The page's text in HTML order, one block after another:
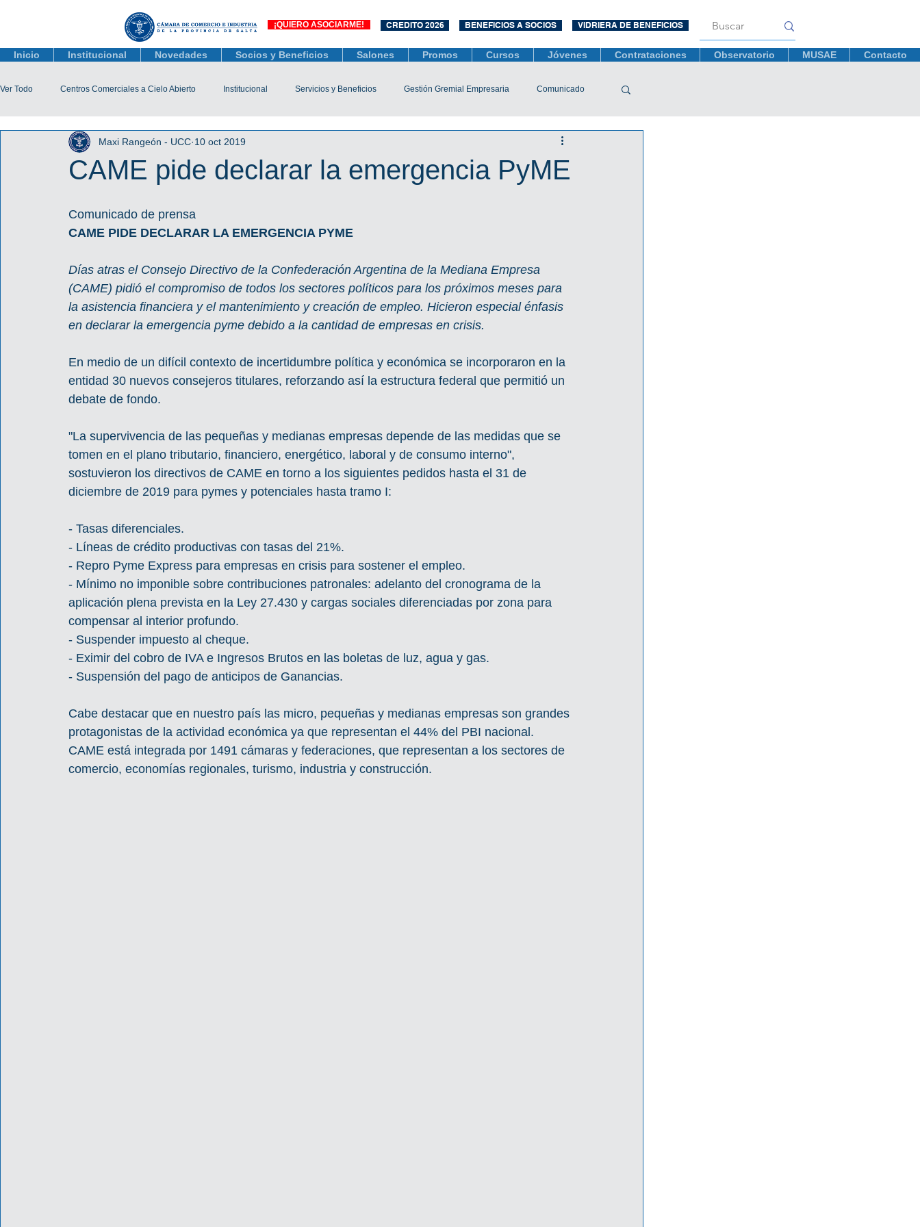
¡QUIERO ASOCIARME! CREDITO 2026 BENEFICIOS A SOCIOS VIDRIERA DE BENEFICIOS
Inicio Institucional Novedades Socios y Beneficios Salones Promos Cursos Jóvenes Contrataciones Observatorio MUSAE Contacto
Ver Todo Centros Comerciales a Cielo Abierto Institucional Servicios y Beneficios Gestión Gremial Empresaria Comunicado
Actualidad Comercial Capacitación y Eventos
CAME pide declarar la emergencia PyME
Maxi Rangeón - UCC 10 oct 2019
Comunicado de prensa
CAME PIDE DECLARAR LA EMERGENCIA PYME
Días atras el Consejo Directivo de la Confederación Argentina de la Mediana Empresa
(CAME) pidió el compromiso de todos los sectores políticos para los próximos meses para
la asistencia financiera y el mantenimiento y creación de empleo. Hicieron especial énfasis
en declarar la emergencia pyme debido a la cantidad de empresas en crisis.
En medio de un difícil contexto de incertidumbre política y económica se incorporaron en la
entidad 30 nuevos consejeros titulares, reforzando así la estructura federal que permitió un
debate de fondo.
"La supervivencia de las pequeñas y medianas empresas depende de las medidas que se
tomen en el plano tributario, financiero, energético, laboral y de consumo interno",
sostuvieron los directivos de CAME en torno a los siguientes pedidos hasta el 31 de
diciembre de 2019 para pymes y potenciales hasta tramo I:
- Tasas diferenciales.
- Líneas de crédito productivas con tasas del 21%.
- Repro Pyme Express para empresas en crisis para sostener el empleo.
- Mínimo no imponible sobre contribuciones patronales: adelanto del cronograma de la
aplicación plena prevista en la Ley 27.430 y cargas sociales diferenciadas por zona para
compensar al interior profundo.
- Suspender impuesto al cheque.
- Eximir del cobro de IVA e Ingresos Brutos en las boletas de luz, agua y gas.
- Suspensión del pago de anticipos de Ganancias.
Cabe destacar que en nuestro país las micro, pequeñas y medianas empresas son grandes
protagonistas de la actividad económica ya que representan el 44% del PBI nacional.
CAME está integrada por 1491 cámaras y federaciones, que representan a los sectores de
comercio, economías regionales, turismo, industria y construcción.